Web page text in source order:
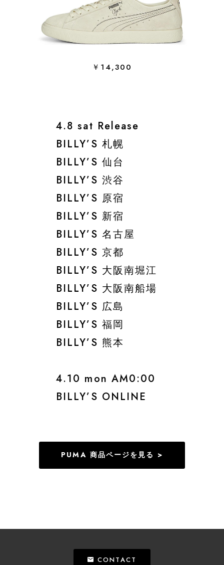
￥14,300
4.8 sat Release
BILLY’S 札幌
BILLY’S 仙台
BILLY’S 渋谷
BILLY’S 原宿
BILLY’S 新宿
BILLY’S 名古屋
BILLY’S 京都
BILLY’S 大阪南堀江
BILLY’S 大阪南船場
BILLY’S 広島
BILLY’S 福岡
BILLY’S 熊本
4.10 mon AM0:00
BILLY’S ONLINE
PUMA 商品ページを見る >
CONTACT